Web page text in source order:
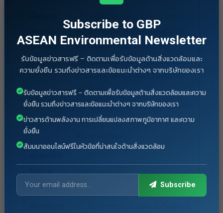
ทะเบียน
ลงทะเบียนจะได้รับอีเมลยืนยันการ
ลงทะเบียนภายใน 7 วันทำการ
2. ผู้ลงทะเบียนจะได้รับอีเมลยืนยัน
การลงทะเบียนและลิงค์สำหรับเข้า
ฟังสัมมนา
3. ผู้ลงทะเบียนสามารถใช้ URL ดัง
กล่าวในการเข้าร่วมรับฟังสัมมนาใน
บรรยาย
Subscribe to GBP
ASEAN Environmental Newsletter
รับข้อมูลข่าวสารฟรี – ติดตามเพื่อรับข้อมูลด้านสิ่งแวดล้อมและ
ความยั่งยืน รวมถึงข่าวสารและข้อแนะนำต่างๆ จากบริษัทของเรา
รับข้อมูลข่าวสารฟรี – ติดตามเพื่อรับข้อมูลด้านสิ่งแวดล้อมและความ
ยั่งยืน รวมถึงข่าวสารและข้อแนะนำต่างๆ จากบริษัทของเรา
ข่าวสารด้านพลังงาน การเปลี่ยนแปลงสภาพภูมิอากาศ และความ
ยั่งยืน
สัมมนาออนไลน์ฟรีในหัวข้อที่น่าสนใจด้านสิ่งแวดล้อม
Subscribe